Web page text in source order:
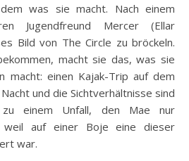
was sie macht. Nach einem
Jugendfreund Mercer (Ellar
Bild von The Circle zu bröckeln.
macht sie das, was sie
macht: einen Kajak-Trip auf dem
und die Sichtverhältnisse sind
einem Unfall, den Mae nur
weil auf einer Boje eine dieser
war.